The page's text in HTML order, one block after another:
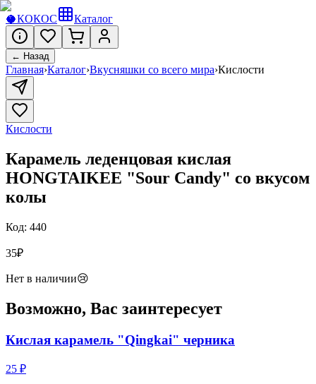
🥥КОКОС Каталог
← Назад
Главная›Каталог›Вкусняшки со всего мира›Кислости
Кислости
Карамель леденцовая кислая
HONGTAIKEE "Sour Candy" со вкусом
колы
Код: 440
35₽
Нет в наличии😢
Возможно, Вас заинтересует
Кислая карамель "Qingkai" черника
25 ₽